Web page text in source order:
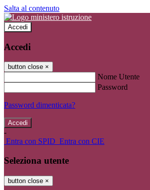
Salta al contenuto
Accedi
Accedi
button close ×
Nome Utente
Password
Password dimenticata?
-
Entra con SPID Entra con CIE
Seleziona utente
button close ×